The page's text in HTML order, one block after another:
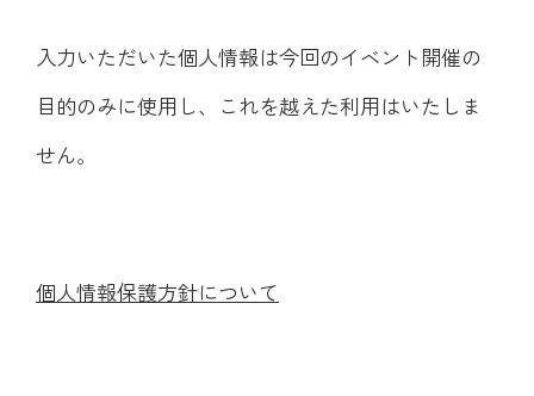
入力いただいた個人情報は今回のイベント開催の
目的のみに使用し、これを越えた利用はいたしま
せん。
個人情報保護方針について